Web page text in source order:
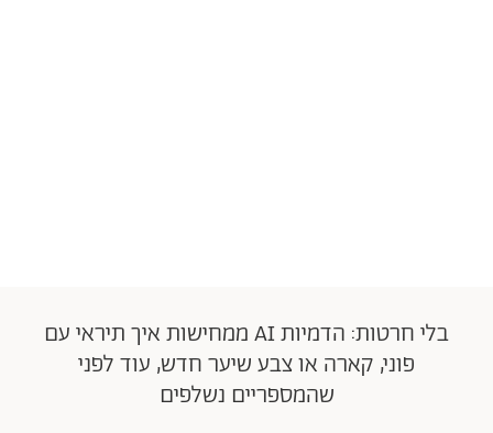
בלי חרטות: הדמיות AI ממחישות איך תיראי עם
פוני, קארה או צבע שיער חדש, עוד לפני
שהמספריים נשלפים